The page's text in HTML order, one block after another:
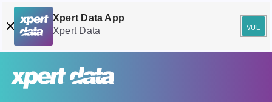
Xpert Data App
Xpert Data
vue